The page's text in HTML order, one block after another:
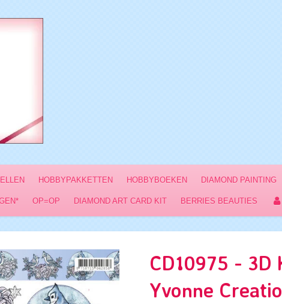
HOBBYPAKKETTEN HOBBYBOEKEN DIAMOND PAINTING
OP=OP DIAMOND ART CARD KIT BERRIES BEAUTIES
CD10975 - 3D
Yvonne